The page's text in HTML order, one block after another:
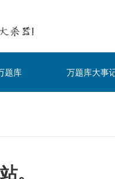
题库 万题库大事
。